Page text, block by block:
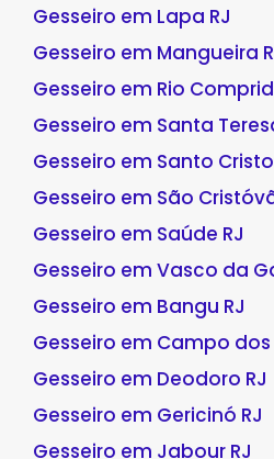
Gesseiro em Lapa RJ
Gesseiro em Mangueira
Gesseiro em Rio
Gesseiro em Santa
Gesseiro em Santo Cristo
Gesseiro em São
Gesseiro em Saúde RJ
Gesseiro em Vasco da
Gesseiro em Bangu RJ
Gesseiro em Campo dos
Gesseiro em Deodoro RJ
Gesseiro em Gericinó RJ
Gesseiro em Jabour RJ